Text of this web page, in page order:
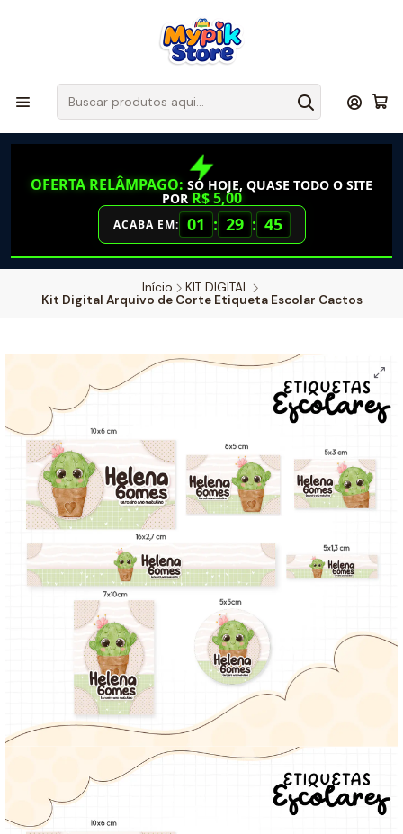
OFERTA RELÂMPAGO: SÓ HOJE, QUASE TODO O SITE
POR R$ 5,00
ACABA EM: 01 : 29 : 45
Início
KIT DIGITAL
Kit Digital Arquivo de Corte Etiqueta Escolar Cactos